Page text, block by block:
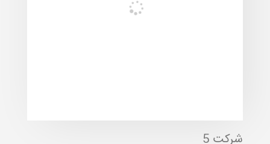
شرکت 5